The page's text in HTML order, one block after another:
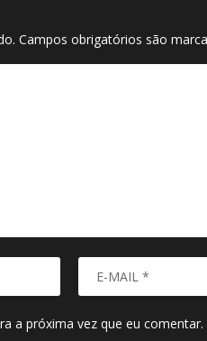
Campos obrigatórios são
a próxima vez que eu comentar.